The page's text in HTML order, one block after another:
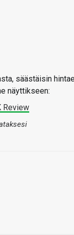
säästäisin
näyttikseen:
Review